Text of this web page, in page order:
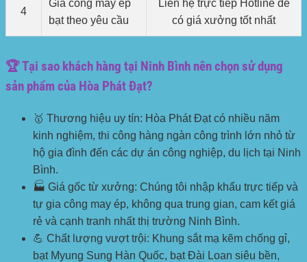
4
Gia công may ép
bạt theo yêu cầu
Liên hệ trực tiếp Hotline để
có giá xưởng tốt nhất
🏆 Tại sao khách hàng tại Ninh Bình nên chọn sử dụng
sản phẩm của Hòa Phát Đạt?
🥇 Thương hiệu uy tín: Hòa Phát Đạt có nhiều năm
kinh nghiệm, thi công hàng ngàn công trình lớn nhỏ từ
hộ gia đình đến các dự án công nghiệp, du lịch tại Ninh
Bình.
🏭 Giá gốc từ xưởng: Chúng tôi nhập khẩu trực tiếp và
tự gia công may ép, không qua trung gian, cam kết giá
rẻ và cạnh tranh nhất thị trường Ninh Bình.
💪 Chất lượng vượt trội: Khung sắt mạ kẽm chống gỉ,
bạt Myung Sung Hàn Quốc, bạt Đài Loan siêu bền,